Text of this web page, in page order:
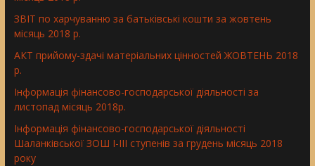
ЗВІТ по харчуванню за батьківські кошти за жовтень
місяць 2018 р.
АКТ прийому-здачі матеріальних цінностей ЖОВТЕНЬ 2018
р.
Інформація фінансово-господарської діяльності за
листопад місяць 2018р.
Інформація фінансово-господарської діяльності
Шаланківської ЗОШ І-ІІІ ступенів за грудень місяць 2018
року